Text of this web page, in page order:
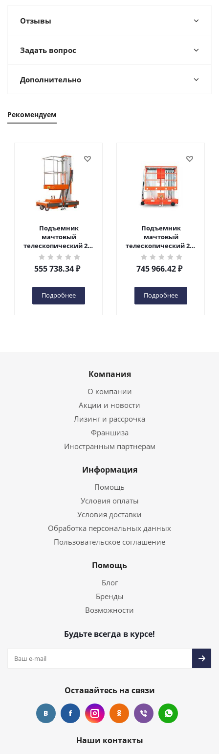
Отзывы
Задать вопрос
Дополнительно
Рекомендуем
Подъемник
мачтовый
телескопический 200
кг 6 м TOR GTWY6-200S
DC 2-мачтовый
(автономный) (G) в
555 738.34₽
Подробнее
Подъемник
мачтовый
телескопический 200
кг 10 м TOR GTWY10-
200S DC 2-мачтовый
(автономный) (N) в
745 966.42₽
Подробнее
Компания
О компании
Акции и новости
Лизинг и рассрочка
Франшиза
Иностранным партнерам
Информация
Помощь
Условия оплаты
Условия доставки
Обработка персональных данных
Пользовательское соглашение
Помощь
Блог
Бренды
Возможности
Будьте всегда в курсе!
Оставайтесь на связи
Наши контакты